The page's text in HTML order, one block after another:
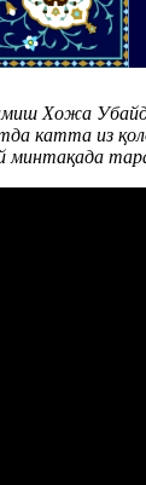
Хожа
катта из
минтақада